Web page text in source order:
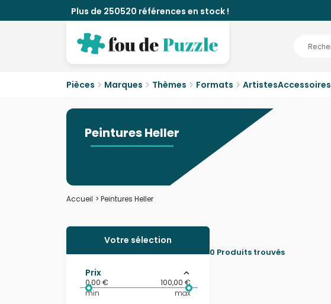
Plus de 250520 références en stock !
Pièces Marques Thèmes Formats ArtistesAccessoires
Peintures Heller
Accueil > Peintures Heller
0 Produits trouvés
Votre sélection
Prix
0,00 €
100,00 €
min
max